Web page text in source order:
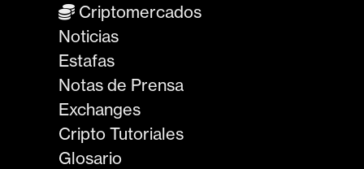
Criptomercados
Noticias
Estafas
Notas de Prensa
Exchanges
Cripto Tutoriales
Glosario